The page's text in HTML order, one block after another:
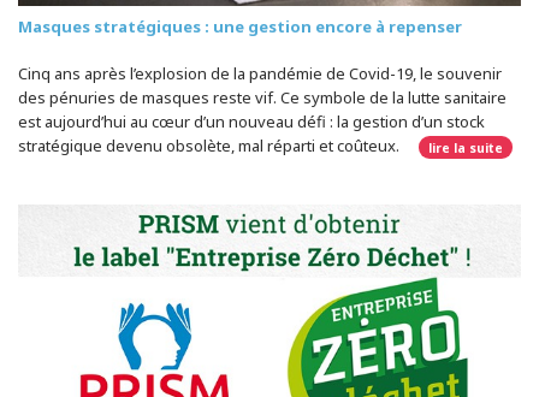
Masques stratégiques : une gestion encore à repenser
Cinq ans après l’explosion de la pandémie de Covid-19, le souvenir
des pénuries de masques reste vif. Ce symbole de la lutte sanitaire
est aujourd’hui au cœur d’un nouveau défi : la gestion d’un stock
stratégique devenu obsolète, mal réparti et coûteux.
lire la suite